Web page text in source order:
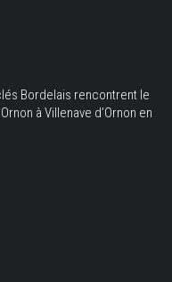
Bordelais rencontrent le
à Villenave d’Ornon en